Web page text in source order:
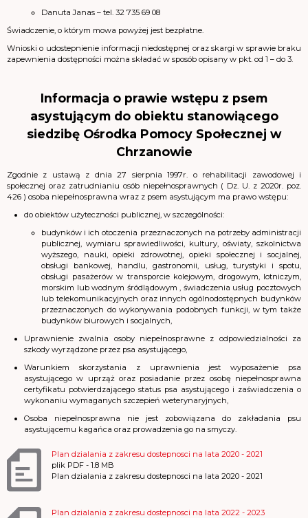
Danuta Janas – tel. 32 735 69 08
Świadczenie, o którym mowa powyżej jest bezpłatne.
Wnioski o udostepnienie informacji niedostępnej oraz skargi w sprawie braku
zapewnienia dostępności można składać w sposób opisany w pkt. od 1 – do 3.
Informacja o prawie wstępu z psem
asystującym do obiektu stanowiącego
siedzibę Ośrodka Pomocy Społecznej w
Chrzanowie
Zgodnie z ustawą z dnia 27 sierpnia 1997r. o rehabilitacji zawodowej i
społecznej oraz zatrudnianiu osób niepełnosprawnych ( Dz. U. z 2020r. poz.
426 ) osoba niepełnosprawna wraz z psem asystującym ma prawo wstępu:
do obiektów użyteczności publicznej, w szczególności:
budynków i ich otoczenia przeznaczonych na potrzeby administracji
publicznej, wymiaru sprawiedliwości, kultury, oświaty, szkolnictwa
wyższego, nauki, opieki zdrowotnej, opieki społecznej i socjalnej,
obsługi bankowej, handlu, gastronomii, usług, turystyki i spotu,
obsługi pasażerów w transporcie kolejowym, drogowym, lotniczym,
morskim lub wodnym śródlądowym , świadczenia usług pocztowych
lub telekomunikacyjnych oraz innych ogólnodostępnych budynków
przeznaczonych do wykonywania podobnych funkcji, w tym także
budynków biurowych i socjalnych,
Uprawnienie zwalnia osoby niepełnosprawne z odpowiedzialności za
szkody wyrządzone przez psa asystującego,
Warunkiem skorzystania z uprawnienia jest wyposażenie psa
asystującego w uprząż oraz posiadanie przez osobę niepełnosprawna
certyfikatu potwierdzającego status psa asystującego i zaświadczenia o
wykonaniu wymaganych szczepień weterynaryjnych,
Osoba niepełnosprawna nie jest zobowiązana do zakładania psu
asystującemu kagańca oraz prowadzenia go na smyczy.
Plan dzialania z zakresu dostepnosci na lata 2020 - 2021
plik PDF - 1.8 MB
Plan dzialania z zakresu dostepnosci na lata 2020 - 2021
Plan dzialania z zakresu dostepnosci na lata 2022 - 2023